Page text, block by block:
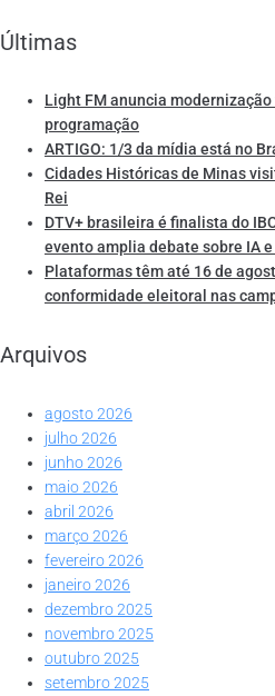
Últimas
Light FM anuncia
programação
ARTIGO: 1/3 da mídia está no
Cidades Históricas de Minas
Rei
DTV+ brasileira é finalista do
evento amplia debate sobre IA
Plataformas têm até 16 de
conformidade eleitoral nas
Arquivos
agosto 2026
julho 2026
junho 2026
maio 2026
abril 2026
março 2026
fevereiro 2026
janeiro 2026
dezembro 2025
novembro 2025
outubro 2025
setembro 2025